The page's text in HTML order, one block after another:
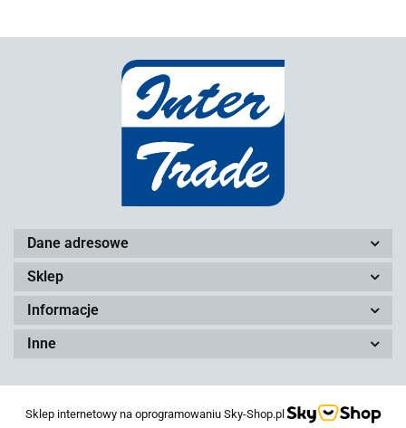
Dane adresowe
Sklep
Informacje
Inne
Sklep internetowy na oprogramowaniu Sky-Shop.pl